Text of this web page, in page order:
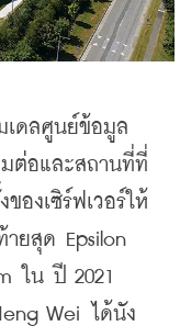
ดลศูนย์ข้อมูล
มต่อและสถานที่ที่
องเซิร์ฟเวอร์ให้
ยสุด Epsilon
ใน ปี 2021
Wei ได้นัง